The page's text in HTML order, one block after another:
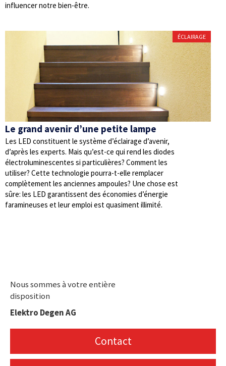
influencer notre bien-être.
ÉCLAIRAGE
Le grand avenir d’une petite lampe
Les LED constituent le système d’éclairage d’avenir,
d’après les experts. Mais qu’est-ce qui rend les diodes
électroluminescentes si particulières? Comment les
utiliser? Cette technologie pourra-t-elle remplacer
complètement les anciennes ampoules? Une chose est
sûre: les LED garantissent des économies d’énergie
faramineuses et leur emploi est quasiment illimité.
Nous sommes à votre entière
disposition
Elektro Degen AG
Contact